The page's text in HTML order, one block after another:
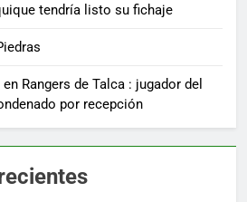
tendría listo su fichaje
Rangers de Talca : jugador del
por recepción